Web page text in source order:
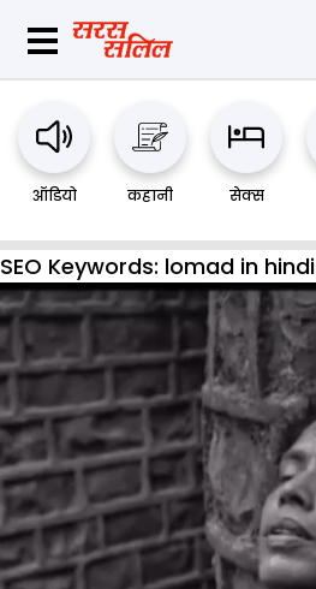
ऑडियो कहानी सेक्स
SEO Keywords: lomad in hindi